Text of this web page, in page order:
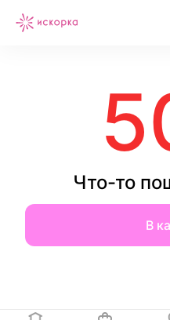
Что-то
В